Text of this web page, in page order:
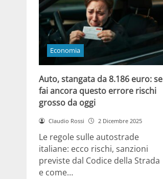
Economia
Auto, stangata da 8.186 euro: se
fai ancora questo errore rischi
grosso da oggi
Claudio Rossi 2 Dicembre 2025
Le regole sulle autostrade
italiane: ecco rischi, sanzioni
previste dal Codice della Strada
e come…